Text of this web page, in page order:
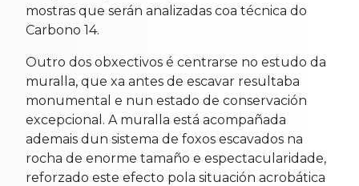
mostras que serán analizadas coa técnica do
Carbono 14.
Outro dos obxectivos é centrarse no estudo da
muralla, que xa antes de escavar resultaba
monumental e nun estado de conservación
excepcional. A muralla está acompañada
ademais dun sistema de foxos escavados na
rocha de enorme tamaño e espectacularidade,
reforzado este efecto pola situación acrobática